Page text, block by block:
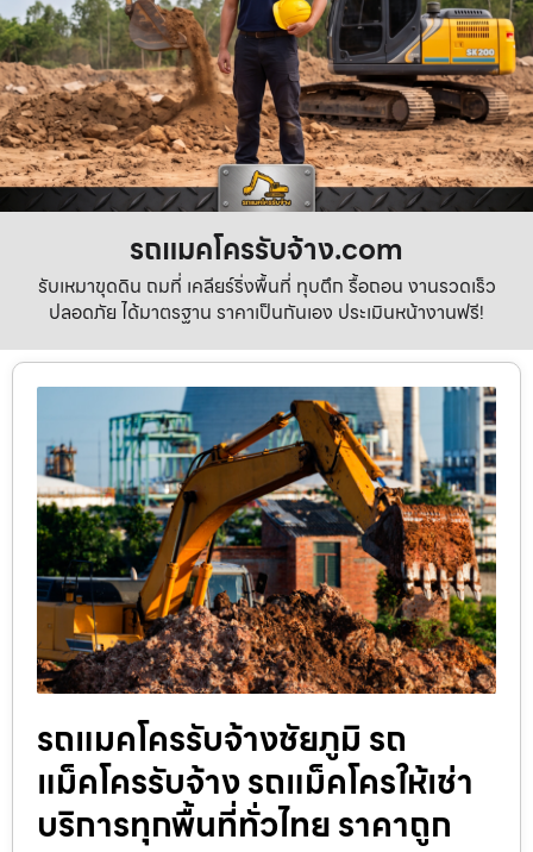
รถแมคโครรับจ้าง.com
รับเหมาขุดดิน ถมที่ เคลียร์ริ่งพื้นที่ ทุบตึก รื้อถอน งานรวดเร็ว
ปลอดภัย ได้มาตรฐาน ราคาเป็นกันเอง ประเมินหน้างานฟรี!
รถแมคโครรับจ้างชัยภูมิ รถ
แม็คโครรับจ้าง รถแม็คโครให้เช่า
บริการทุกพื้นที่ทั่วไทย ราคาถูก